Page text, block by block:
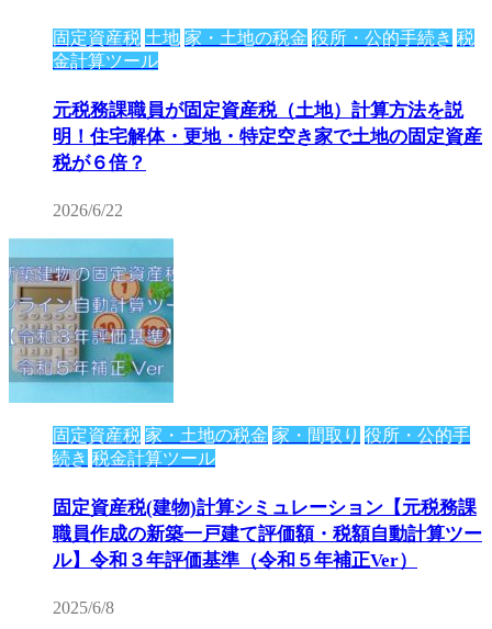
固定資産税 土地 家・土地の税金 役所・公的手続き 税
金計算ツール
元税務課職員が固定資産税（土地）計算方法を説
明！住宅解体・更地・特定空き家で土地の固定資産
税が６倍？
2026/6/22
固定資産税 家・土地の税金 家・間取り 役所・公的手
続き 税金計算ツール
固定資産税(建物)計算シミュレーション【元税務課
職員作成の新築一戸建て評価額・税額自動計算ツー
ル】令和３年評価基準（令和５年補正Ver）
2025/6/8